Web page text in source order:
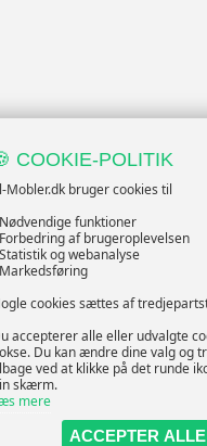
COOKIE-POLITIK
Mobler.dk bruger cookies til
funktioner
af brugeroplevelsen
og webanalyse
cookies sættes af
accepterer alle eller udvalgte
Du kan ændre dine valg og
ved at klikke på det runde
skærm.
mere
ACCEPTER ALLE